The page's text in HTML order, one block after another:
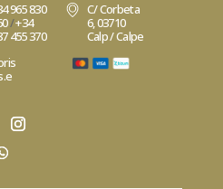
965 830
/+34
455 370
C/ Corbeta
6, 03710
Calp / Calpe